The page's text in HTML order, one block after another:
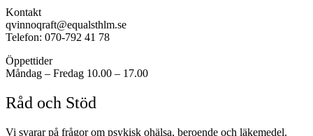
Kontakt
qvinnoqraft@equalsthlm.se
Telefon: 070-792 41 78
Öppettider
Måndag – Fredag 10.00 – 17.00
Råd och Stöd
Vi svarar på frågor om psykisk ohälsa, beroende och läkemedel.